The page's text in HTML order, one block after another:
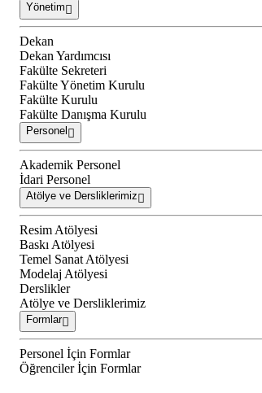
Yönetim
Dekan
Dekan Yardımcısı
Fakülte Sekreteri
Fakülte Yönetim Kurulu
Fakülte Kurulu
Fakülte Danışma Kurulu
Personel
Akademik Personel
İdari Personel
Atölye ve Dersliklerimiz
Resim Atölyesi
Baskı Atölyesi
Temel Sanat Atölyesi
Modelaj Atölyesi
Derslikler
Atölye ve Dersliklerimiz
Formlar
Personel İçin Formlar
Öğrenciler İçin Formlar